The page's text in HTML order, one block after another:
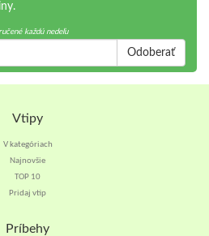
každú nedeľu
Odoberať
Vtipy
V kategóriach
Najnovšie
TOP 10
Pridaj vtip
Príbehy